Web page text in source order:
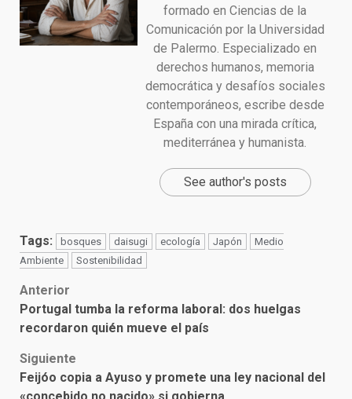
formado en Ciencias de la
Comunicación por la Universidad
de Palermo. Especializado en
derechos humanos, memoria
democrática y desafíos sociales
contemporáneos, escribe desde
España con una mirada crítica,
mediterránea y humanista.
See author's posts
Tags: bosques daisugi ecología Japón
Medio
Ambiente
Sostenibilidad
Post
navigation
Anterior
Portugal tumba la reforma laboral: dos huelgas
recordaron quién mueve el país
Siguiente
Feijóo copia a Ayuso y promete una ley nacional del
«concebido no nacido» si gobierna